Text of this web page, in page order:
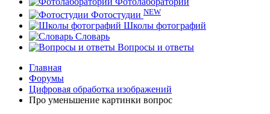
Фотостудии NEW
Школы фотографий
Словарь
Вопросы и ответы
Главная
Форумы
Цифровая обработка изображений
Про уменьшение картинки вопрос